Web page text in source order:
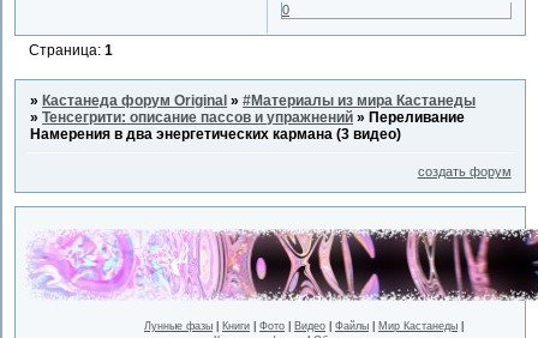
0
Страница:1
»Кастанеда форум Original »#Материалы из мира Кастанеды
»Тенсегрити: описание пассов и упражнений »Переливание
Намерения в два энергетических кармана (3 видео)
создать форум
Лунные фазы Книги Фото Видео Файлы Мир Кастанеды